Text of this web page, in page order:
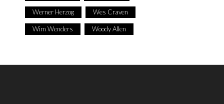
Werner Herzog Wes Craven
Wim Wenders Woody Allen